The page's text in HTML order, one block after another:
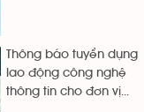
Thông báo tuyển dụng
lao động công nghệ
thông tin cho đơn vị...